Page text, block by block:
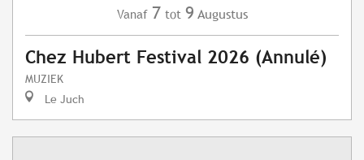
Vanaf 7 tot 9 Augustus
Chez Hubert Festival 2026 (Annulé)
MUZIEK
Le Juch